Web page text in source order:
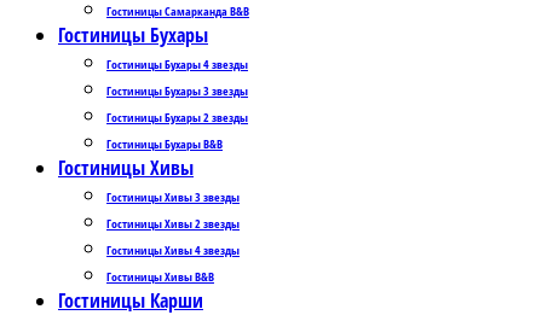
Гостиницы Самарканда B&B
Гостиницы Бухары
Гостиницы Бухары 4 звезды
Гостиницы Бухары 3 звезды
Гостиницы Бухары 2 звезды
Гостиницы Бухары B&B
Гостиницы Хивы
Гостиницы Хивы 3 звезды
Гостиницы Хивы 2 звезды
Гостиницы Хивы 4 звезды
Гостиницы Хивы B&B
Гостиницы Карши